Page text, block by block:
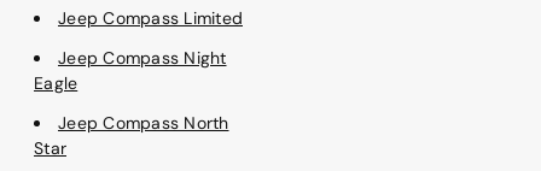
Jeep Compass Limited
Jeep Compass Night
Eagle
Jeep Compass North
Star